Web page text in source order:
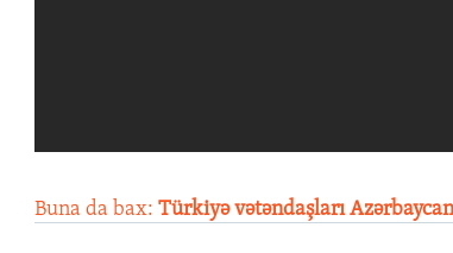
Buna da bax:Türkiyə vətəndaşları